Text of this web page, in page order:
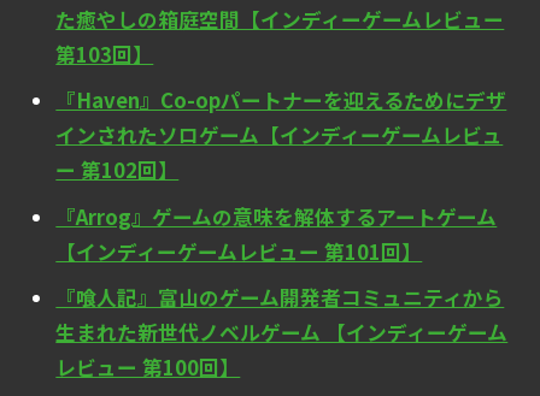
た癒やしの箱庭空間【インディーゲームレビュー
第103回】
『Haven』Co-opパートナーを迎えるためにデザ
インされたソロゲーム【インディーゲームレビュ
ー 第102回】
『Arrog』ゲームの意味を解体するアートゲーム
【インディーゲームレビュー 第101回】
『喰人記』富山のゲーム開発者コミュニティから
生まれた新世代ノベルゲーム 【インディーゲーム
レビュー 第100回】